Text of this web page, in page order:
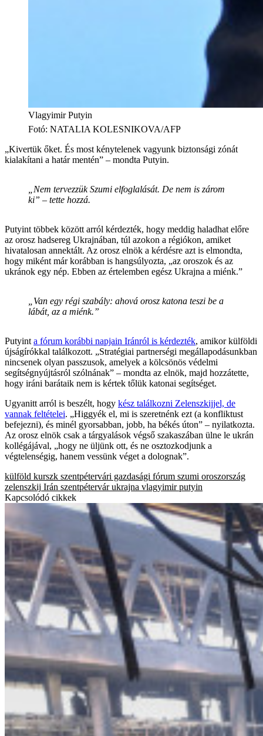
Vlagyimir Putyin
Fotó: NATALIA KOLESNIKOVA/AFP
„Kivertük őket. És most kénytelenek vagyunk biztonsági zónát
kialakítani a határ mentén” – mondta Putyin.
„Nem tervezzük Szumi elfoglalását. De nem is zárom
ki” – tette hozzá.
Putyint többek között arról kérdezték, hogy meddig haladhat előre
az orosz hadsereg Ukrajnában, túl azokon a régiókon, amiket
hivatalosan annektált. Az orosz elnök a kérdésre azt is elmondta,
hogy miként már korábban is hangsúlyozta, „az oroszok és az
ukránok egy nép. Ebben az értelemben egész Ukrajna a miénk.”
„Van egy régi szabály: ahová orosz katona teszi be a
lábát, az a miénk.”
Putyint a fórum korábbi napjain Iránról is kérdezték, amikor külföldi
újságírókkal találkozott. „Stratégiai partnerségi megállapodásunkban
nincsenek olyan passzusok, amelyek a kölcsönös védelmi
segítségnyújtásról szólnának” – mondta az elnök, majd hozzátette,
hogy iráni barátaik nem is kértek tőlük katonai segítséget.
Ugyanitt arról is beszélt, hogy kész találkozni Zelenszkijjel, de
vannak feltételei. „Higgyék el, mi is szeretnénk ezt (a konfliktust
befejezni), és minél gyorsabban, jobb, ha békés úton” – nyilatkozta.
Az orosz elnök csak a tárgyalások végső szakaszában ülne le ukrán
kollégájával, „hogy ne üljünk ott, és ne osztozkodjunk a
végtelenségig, hanem vessünk véget a dolognak”.
külföld kurszk szentpétervári gazdasági fórum szumi oroszország
zelenszkij Irán szentpétervár ukrajna vlagyimir putyin
Kapcsolódó cikkek